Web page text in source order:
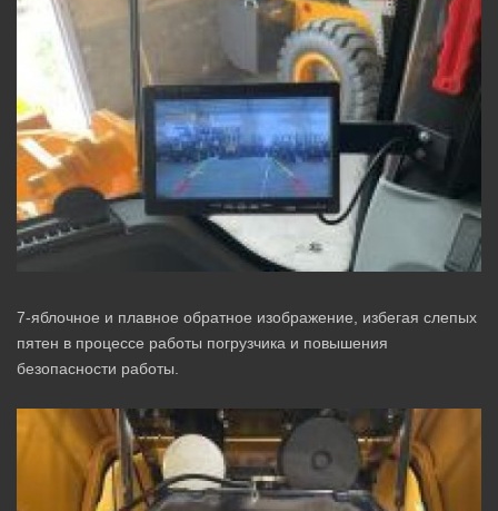
7-яблочное и плавное обратное изображение, избегая слепых
пятен в процессе работы погрузчика и повышения
безопасности работы.